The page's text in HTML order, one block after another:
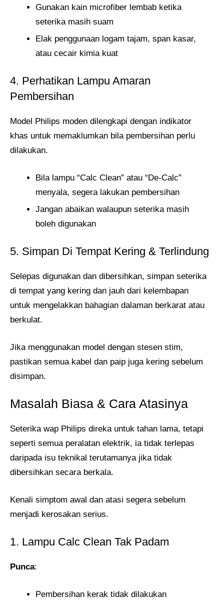
Gunakan kain microfiber lembab ketika
seterika masih suam
Elak penggunaan logam tajam, span kasar,
atau cecair kimia kuat
4. Perhatikan Lampu Amaran
Pembersihan
Model Philips moden dilengkapi dengan indikator
khas untuk memaklumkan bila pembersihan perlu
dilakukan.
Bila lampu “Calc Clean” atau “De-Calc”
menyala, segera lakukan pembersihan
Jangan abaikan walaupun seterika masih
boleh digunakan
5. Simpan Di Tempat Kering & Terlindung
Selepas digunakan dan dibersihkan, simpan seterika
di tempat yang kering dan jauh dari kelembapan
untuk mengelakkan bahagian dalaman berkarat atau
berkulat.
Jika menggunakan model dengan stesen stim,
pastikan semua kabel dan paip juga kering sebelum
disimpan.
Masalah Biasa & Cara Atasinya
Seterika wap Philips direka untuk tahan lama, tetapi
seperti semua peralatan elektrik, ia tidak terlepas
daripada isu teknikal terutamanya jika tidak
dibersihkan secara berkala.
Kenali simptom awal dan atasi segera sebelum
menjadi kerosakan serius.
1. Lampu Calc Clean Tak Padam
Punca:
Pembersihan kerak tidak dilakukan